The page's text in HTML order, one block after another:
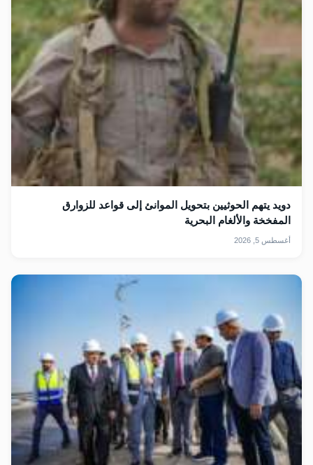
دويد يتهم الحوثيين بتحويل الموانئ إلى قواعد للزوارق
المفخخة والألغام البحرية
أغسطس 5, 2026